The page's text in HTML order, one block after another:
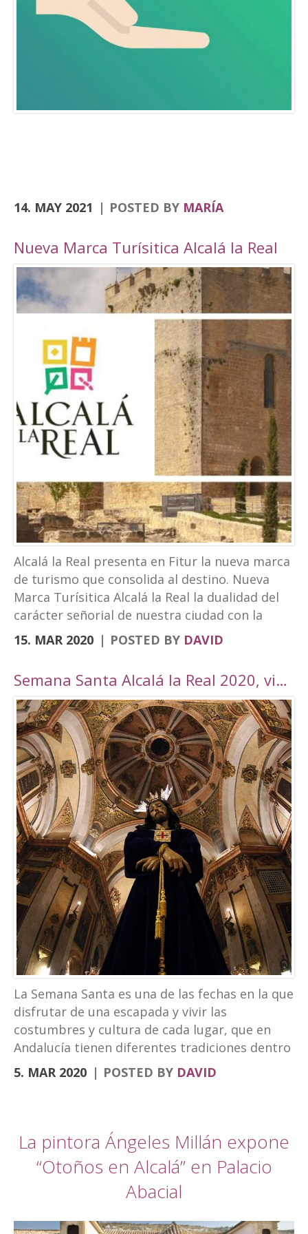
o el yacimiento de Domus Herculana, entre
otros. Incorpora la visita y entrada a la
Fortaleza de la Mota, con su Iglesia Abacial,
el apartado de senderismo, están previstas
14. MAY 2021 POSTED BY MARÍA
Nueva Marca Turísitica Alcalá la Real
Alcalá la Real presenta en Fitur la nueva marca
de turismo que consolida al destino. Nueva
Marca Turísitica Alcalá la Real la dualidad del
carácter señorial de nuestra ciudad con la
vanguardia y su realidad actual de ciudad
moderna. Fortaleza Abacial y pueblo nuevo.
«convivimos siendo además tierra de frontera
y que hemos querido plasmar en esta marca
tan poderosa». A través de cuatro elementos y
cuatro colores el logo destaca cultura,
patrimonio, entorno natural y experiencias. El
símbolo amarillo, que recuerda a un ojo,
engloba toda la cultura y singularidades de la
ciudad. El naranja, que representa la silueta de
una atalaya, se destina al patrimonio e
historia. El verde, por su parte, que dibuja una
hoja, es el elemento que identificará todo el
mundo rural y natural del municipio, junto con
el turismo activo. Por último, el tono magenta
simboliza un sendero abierto y se centra en el
turismo experiencial, unido al ocio y los
eventos. La marca puede verse en las
banderolas que el Ayuntamiento ha instalado
en la fachada de Palacio Abacial y el entorno de
Capuchinos, en el Paseo de los Álamos. El
cartel de la Semana […]
15. MAR 2020 POSTED BY DAVID
Semana Santa Alcalá la Real 2020, viaje por Andalucía
La Semana Santa es una de las fechas en la que
disfrutar de una escapada y vivir las
costumbres y cultura de cada lugar, que en
Andalucía tienen diferentes tradiciones dentro
de la Semana Santa. Desde el Hotel
Torrepalma te traemos una escapad diferente.
hacer en viajes cortos. Semana Santa Alcalá la
Real, roadtrip Córdoba, Granada y Jaén
Comenzamos por la Semana Santa de Alcalá la
Real donde se encuentra nuestro hotel.
alguna por muchos aspectos, fue declarada de
5. MAR 2020 POSTED BY DAVID
La pintora Ángeles Millán expone
“Otoños en Alcalá” en Palacio
Abacial